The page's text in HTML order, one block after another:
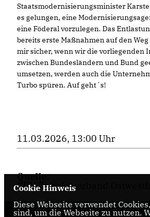
Staatsmodernisierungsminister
es gelungen, eine
eine Föderal vorzulegen. Das
bereits erste Maßnahmen auf den
mir sicher, wenn wir die vorliegenden
zwischen Bundesländern und Bund
umsetzen, werden auch die
Turbo spüren. Auf geht´s!
11.03.2026, 13:00 Uhr
Quelle:
CDU Bezirksverband
Cookie Hinweis
Diese Webseite verwendet
sind, um die Webseite zu nutzen.